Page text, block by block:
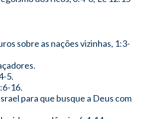
sobre as nações vizinhas, 1:3-
5.
16.
para que busque a Deus com